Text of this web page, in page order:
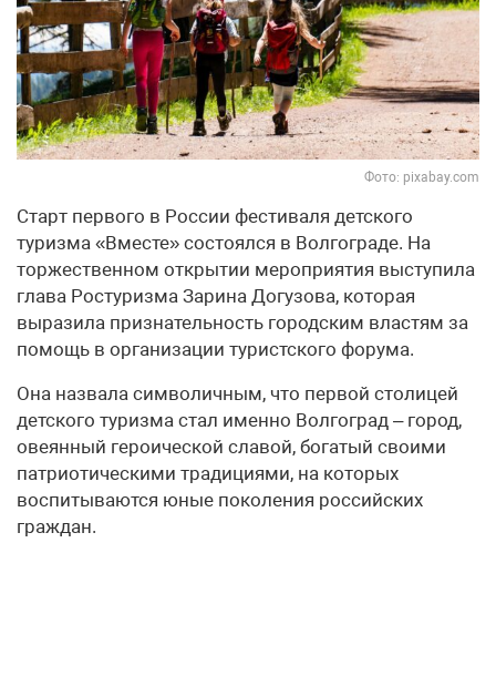
Фото: pixabay.com
Старт первого в России фестиваля детского
туризма «Вместе» состоялся в Волгограде. На
торжественном открытии мероприятия выступила
глава Ростуризма Зарина Догузова, которая
выразила признательность городским властям за
помощь в организации туристского форума.
Она назвала символичным, что первой столицей
детского туризма стал именно Волгоград – город,
овеянный героической славой, богатый своими
патриотическими традициями, на которых
воспитываются юные поколения российских
граждан.